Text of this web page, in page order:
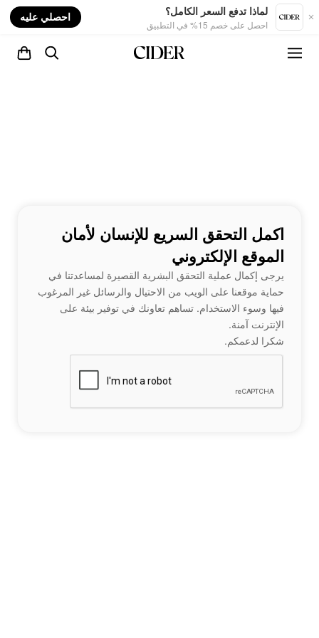
لماذا تدفع السعر الكامل؟
احصل على خصم 15% في التطبيق
احصلي عليه
اكمل التحقق السريع للإنسان لأمان
الموقع الإلكتروني
يرجى إكمال عملية التحقق البشرية القصيرة لمساعدتنا في
حماية موقعنا على الويب من الاحتيال والرسائل غير المرغوب
فيها وسوء الاستخدام. تساهم تعاونك في توفير بيئة على
الإنترنت آمنة.
شكرا لدعمكم.